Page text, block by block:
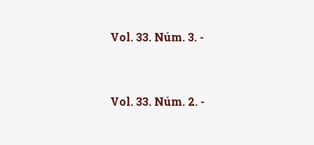
Vol. 33. Núm. 3. -
Vol. 33. Núm. 2. -